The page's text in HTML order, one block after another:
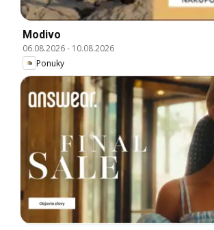
Modivo
06.08.2026- 10.08.2026
Ponuky